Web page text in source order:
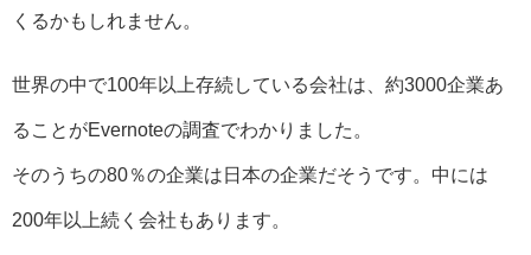
くるかもしれません。
世界の中で100年以上存続している会社は、約3000企業あ
ることがEvernoteの調査でわかりました。
そのうちの80％の企業は日本の企業だそうです。中には
200年以上続く会社もあります。